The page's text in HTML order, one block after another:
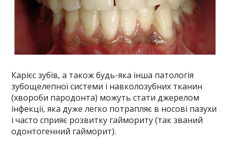
Карієс зубів, а також будь-яка інша патологія
зубощелепної системи і навколозубних тканин
(хвороби пародонта) можуть стати джерелом
інфекції, яка дуже легко потрапляє в носові пазухи
і часто сприяє розвитку гаймориту (так званий
одонтогенний гайморит).